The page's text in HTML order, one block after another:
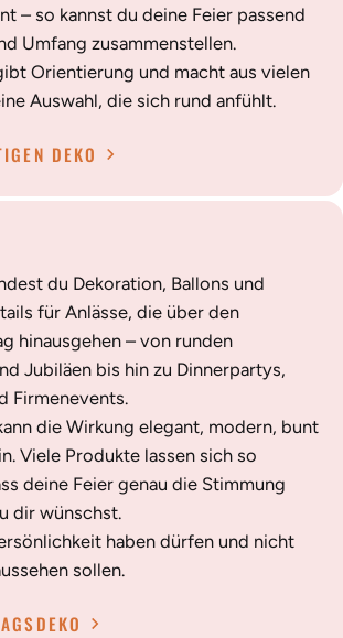
– so kannst du deine Feier passend
Umfang zusammenstellen.
Orientierung und macht aus vielen
Auswahl, die sich rund anfühlt.
DEKO
du Dekoration, Ballons und
für Anlässe, die über den
hinausgehen – von runden
Jubiläen bis hin zu Dinnerpartys,
Firmenevents.
die Wirkung elegant, modern, bunt
Viele Produkte lassen sich so
deine Feier genau die Stimmung
dir wünschst.
haben dürfen und nicht
sollen.